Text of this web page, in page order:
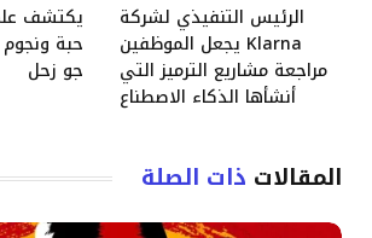
الرئيس التنفيذي لشركة
Klarna يجعل الموظفين
مراجعة مشاريع الترميز التي
أنشأها الذكاء الاصطناع
يكتشف
حبة
جو زحل
المقالات ذات الصلة